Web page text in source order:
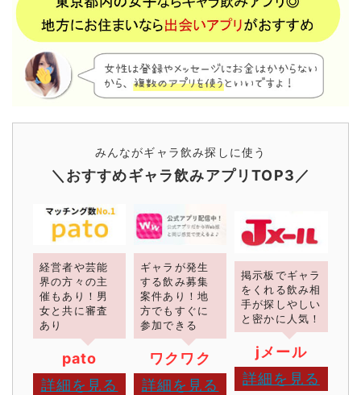
みんながギャラ飲み探しに使う
＼おすすめギャラ飲みアプリTOP3／
経営者や芸能
界の方々の主
催もあり！男
女と共に審査
あり
pato
詳細を見る
ギャラが発生
する飲み募集
案件あり！地
方でもすぐに
参加できる
ワクワク
詳細を見る
掲示板でギャラ
をくれる飲み相
手が探しやしい
と密かに人気！
jメール
詳細を見る